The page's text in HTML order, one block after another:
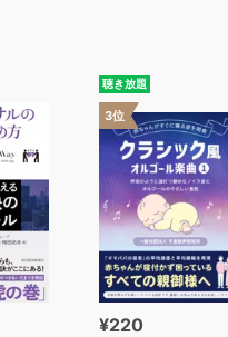
聴き放題
3位
¥220